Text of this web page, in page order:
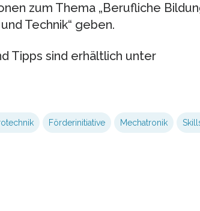
zum Thema „Berufliche
Technik“ geben.
Tipps sind erhältlich unter
Förderinitiative Mechatronik